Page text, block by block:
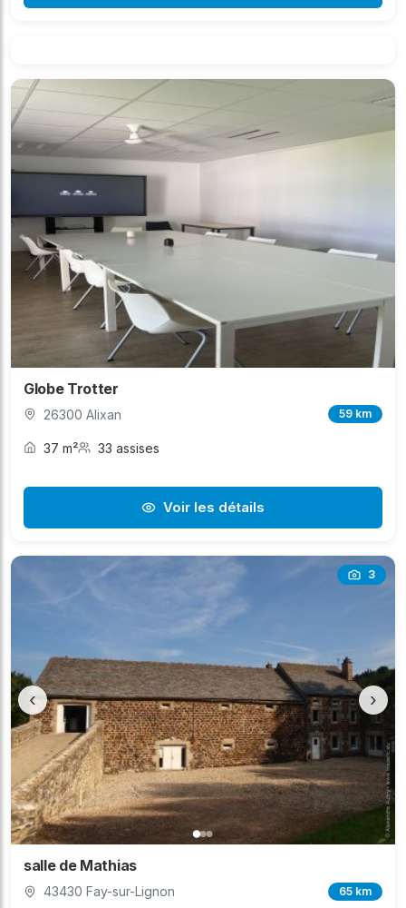
Globe Trotter
26300 Alixan 59 km
37 m² 33 assises
Voir les détails
3
‹ ›
salle de Mathias
43430 Fay-sur-Lignon 65 km